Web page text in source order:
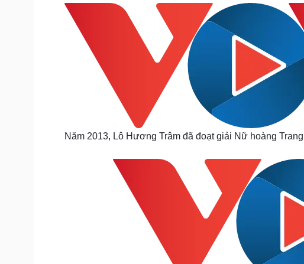
Năm 2013, Lô Hương Trâm đã đoạt giải Nữ hoàng